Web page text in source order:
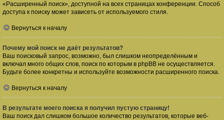
«Расширенный поиск», доступной на всех страницах конференции. Способ
доступа к поиску может зависеть от используемого стиля.
Вернуться к началу
Почему мой поиск не даёт результатов?
Ваш поисковый запрос, возможно, был слишком неопределённым и
включал много общих слов, поиск по которым в phpBB не осуществляется.
Будьте более конкретны и используйте возможности расширенного поиска.
Вернуться к началу
В результате моего поиска я получил пустую страницу!
Ваш поиск дал слишком большое количество результатов, которые веб-